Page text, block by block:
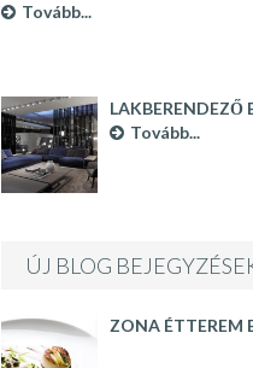
Tovább...
LAKBERENDEZŐ
Tovább...
ÚJ BLOG
ZONA ÉTTEREM